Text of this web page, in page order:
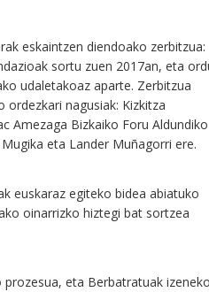
eskaintzen diendoako zerbitzua:
sortu zuen 2017an, eta
udaletakoaz aparte. Zerbitzua
ordezkari nagusiak: Kizkitza
Amezaga Bizkaiko Foru Aldundiko
eta Lander Muñagorri ere.
euskaraz egiteko bidea abiatuko
oinarrizko hiztegi bat sortzea
eta Berbatratuak izeneko